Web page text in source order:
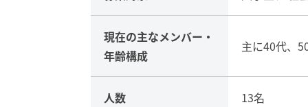
現在の主なメンバー・
年齢構成
主に40代、
人数 13名